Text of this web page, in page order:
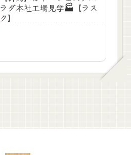
ラダ本社工場見学🏭【ラス
ク】